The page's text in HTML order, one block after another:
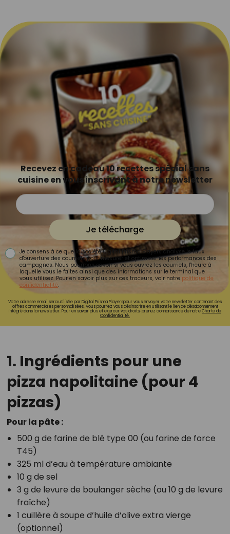
Recevez en cadeau 10 recettes spécial sans
cuisine en vous inscrivant à notre newsletter
Je télécharge
Je consens à ce que la société Digital Prisma Players analyse le taux
d'ouverture des courriels pour mesurer et optimiser les performances des
campagnes. Nous pourrons savoir si vous ouvrez les courriels, l'heure à
laquelle vous le faites ainsi que des informations sur le terminal que
vous utilisez. Pour en savoir plus sur ces traceurs, voir notre politique de
confidentialité.
Votre adresse email sera utilisée par Digital Prisma Playerspour vous envoyer votre newsletter contenant des
offres commerciales personnalisées. Vous pourrez vous désinscrire en utilisant le lien de désabonnement
intégré dans la newsletter. Pour en savoir plus et exercer vos droits, prenez connaissance de notreCharte de
Confidentialité.
1. Ingrédients pour une
pizza napolitaine (pour 4
pizzas)
Pour la pâte :
500 g de farine de blé type 00 (ou farine de force
T45)
325 ml d’eau à température ambiante
10 g de sel
3 g de levure de boulanger sèche (ou 10 g de levure
fraîche)
1 cuillère à soupe d’huile d’olive extra vierge
(optionnel)